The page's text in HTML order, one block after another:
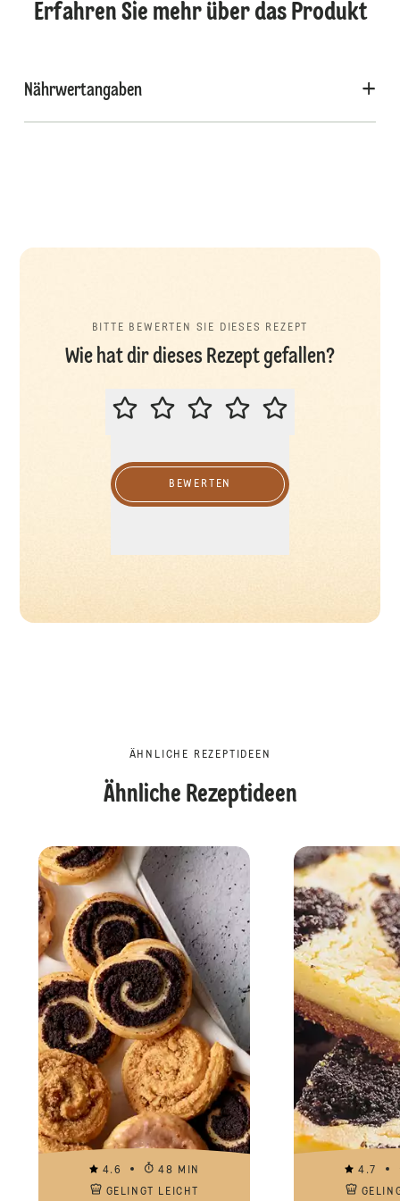
Erfahren Sie mehr über das Produkt
Nährwertangaben
BITTE BEWERTEN SIE DIESES REZEPT
Wie hat dir dieses Rezept gefallen?
BITTE BEWERTEN SIE DIESES
BEWERTEN
ÄHNLICHE REZEPTIDEEN
Ähnliche Rezeptideen
4.6
48 MIN
GELINGT LEICHT
4.7